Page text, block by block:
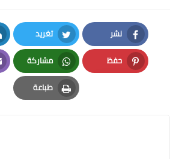
نشر
Facebook
تغريد
Twitter
حفظ
Pinterest
مشاركة
Whatsapp
طباعة
Print